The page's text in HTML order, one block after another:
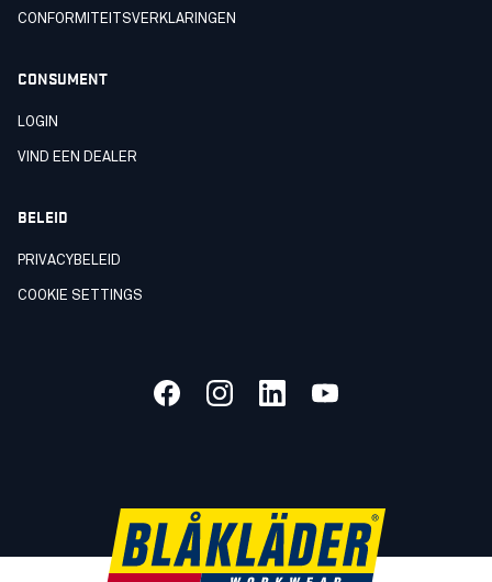
CONFORMITEITSVERKLARINGEN
CONSUMENT
LOGIN
VIND EEN DEALER
BELEID
PRIVACYBELEID
COOKIE SETTINGS